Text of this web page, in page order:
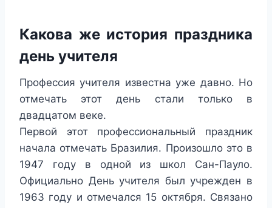
Какова же история праздника
день учителя
Профессия учителя известна уже давно. Но
отмечать этот день стали только в
двадцатом веке.
Первой этот профессиональный праздник
начала отмечать Бразилия. Произошло это в
1947 году в одной из школ Сан-Пауло.
Официально День учителя был учрежден в
1963 году и отмечался 15 октября. Связано